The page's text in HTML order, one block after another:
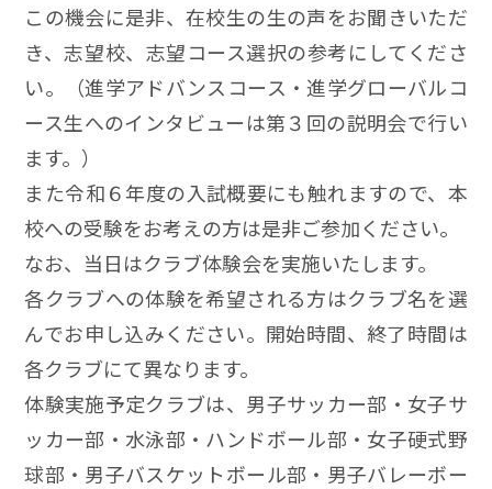
この機会に是非、在校生の生の声をお聞きいただ
き、志望校、志望コース選択の参考にしてくださ
い。（進学アドバンスコース・進学グローバルコ
ース生へのインタビューは第３回の説明会で行い
ます。）
また令和６年度の入試概要にも触れますので、本
校への受験をお考えの方は是非ご参加ください。
なお、当日はクラブ体験会を実施いたします。
各クラブへの体験を希望される方はクラブ名を選
んでお申し込みください。開始時間、終了時間は
各クラブにて異なります。
体験実施予定クラブは、男子サッカー部・女子サ
ッカー部・水泳部・ハンドボール部・女子硬式野
球部・男子バスケットボール部・男子バレーボー